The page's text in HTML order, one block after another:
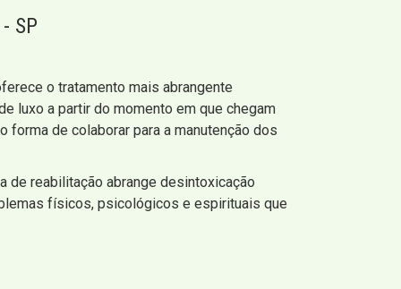
SP
o tratamento mais abrangente
luxo a partir do momento em que chegam
de colaborar para a manutenção dos
de reabilitação abrange desintoxicação
físicos, psicológicos e espirituais que